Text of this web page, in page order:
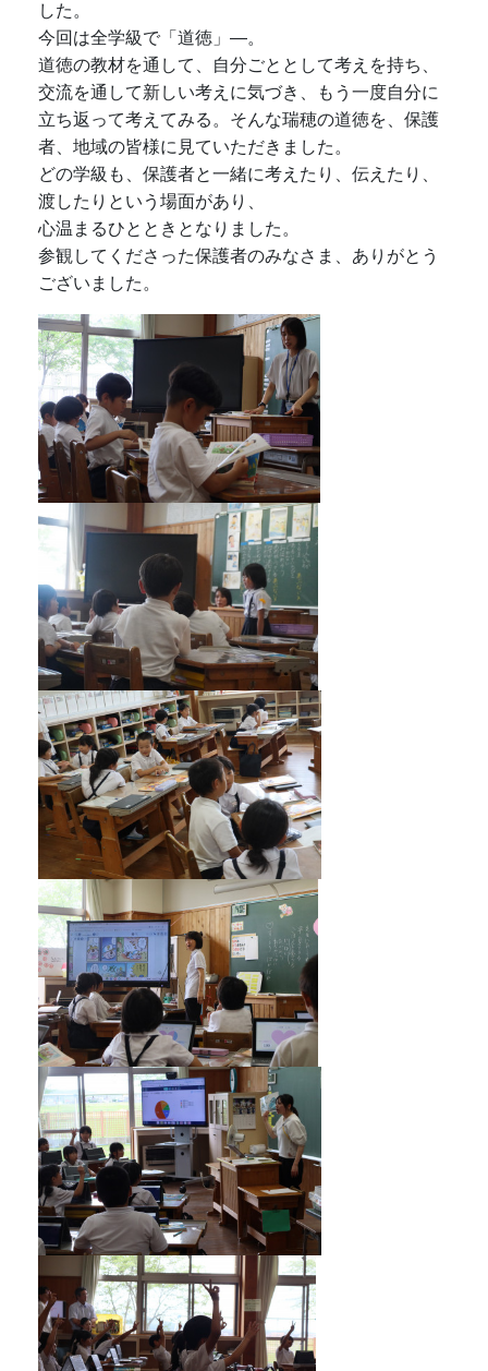
した。
今回は全学級で「道徳」―。
道徳の教材を通して、自分ごととして考えを持ち、
交流を通して新しい考えに気づき、もう一度自分に
立ち返って考えてみる。そんな瑞穂の道徳を、保護
者、地域の皆様に見ていただきました。
どの学級も、保護者と一緒に考えたり、伝えたり、
渡したりという場面があり、
心温まるひとときとなりました。
参観してくださった保護者のみなさま、ありがとう
ございました。